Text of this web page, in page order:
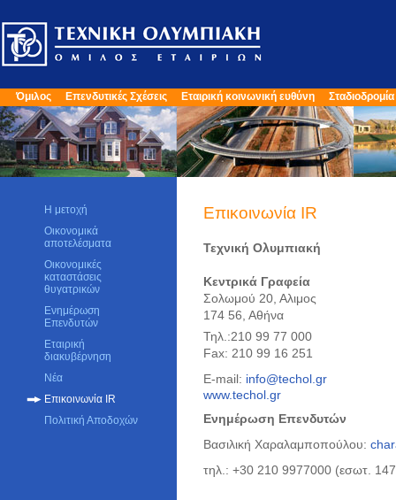
Όμιλος Επενδυτικές Σχέσεις Εταιρική κοινωνική ευθύνη Σταδιοδρομία
Η μετοχή
Οικονομικά
αποτελέσματα
Οικονομικές
καταστάσεις
θυγατρικών
Ενημέρωση
Επενδυτών
Εταιρική
διακυβέρνηση
Νέα
Επικοινωνία IR
Πολιτική Αποδοχών
Επικοινωνία IR
Τεχνική Ολυμπιακή
Κεντρικά Γραφεία
Σολωμού 20, Αλιμος
174 56, Αθήνα
Τηλ.:210 99 77 000
Fax: 210 99 16 251
E-mail: info@techol.gr
www.techol.gr
Ενημέρωση Επενδυτών
Βασιλική Χαραλαμποπούλου:
τηλ.: +30 210 9977000 (εσωτ.